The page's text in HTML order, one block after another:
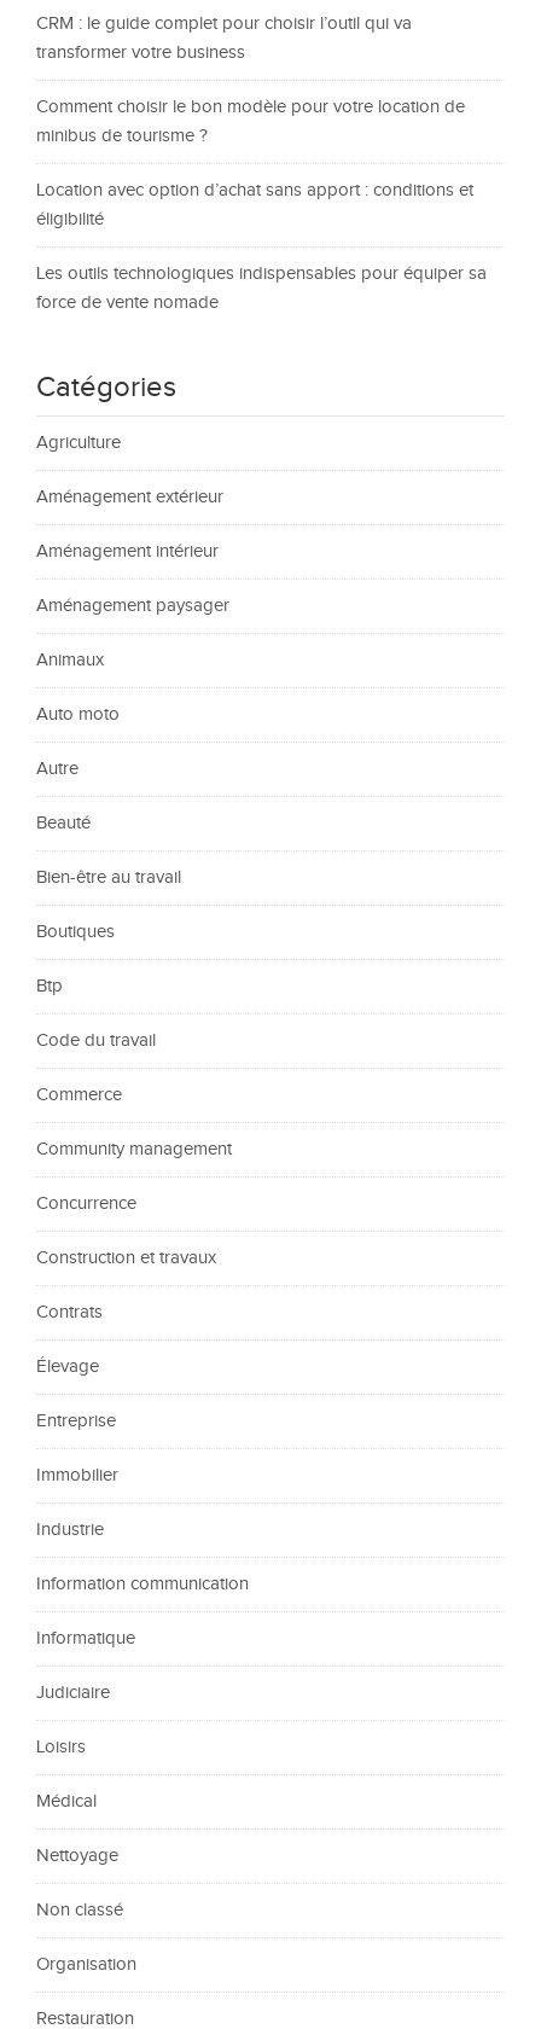
CRM : le guide complet pour choisir l’outil qui va
transformer votre business
Comment choisir le bon modèle pour votre location de
minibus de tourisme ?
Location avec option d’achat sans apport : conditions et
éligibilité
Les outils technologiques indispensables pour équiper sa
force de vente nomade
Catégories
Agriculture
Aménagement extérieur
Aménagement intérieur
Aménagement paysager
Animaux
Auto moto
Autre
Beauté
Bien-être au travail
Boutiques
Btp
Code du travail
Commerce
Community management
Concurrence
Construction et travaux
Contrats
Élevage
Entreprise
Immobilier
Industrie
Information communication
Informatique
Judiciaire
Loisirs
Médical
Nettoyage
Non classé
Organisation
Restauration